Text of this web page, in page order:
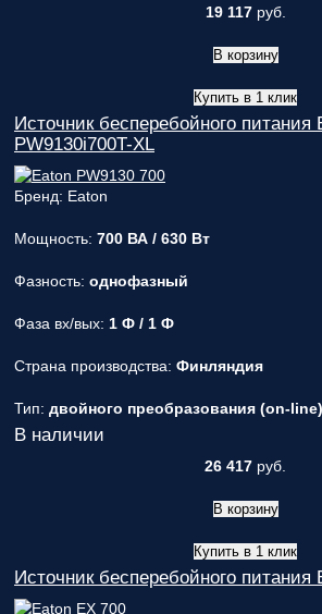
19 117руб.
В корзину
Купить в 1 клик
Источник бесперебойного питания
PW9130i700T-XL
Бренд: Eaton
Мощность: 700 ВА / 630 Вт
Фазность: однофазный
Фаза вх/вых: 1 Ф / 1 Ф
Страна производства: Финляндия
Тип: двойного преобразования (on-line)
В наличии
26 417 руб.
В корзину
Купить в 1 клик
Источник бесперебойного питания